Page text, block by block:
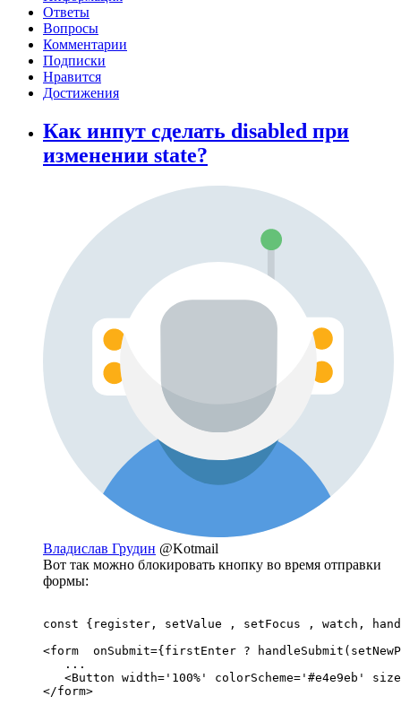
Ответы
Вопросы
Комментарии
Подписки
Нравится
Достижения
Как инпут сделать disabled при
изменении state?
Владислав Грудин @Kotmail
Вот так можно блокировать кнопку во время отправки
формы:
const {register, setValue , setFocus , watch,
<form  onSubmit={firstEnter ?
   ...
<Button width='100%' colorScheme='#e4e9eb'
</form>